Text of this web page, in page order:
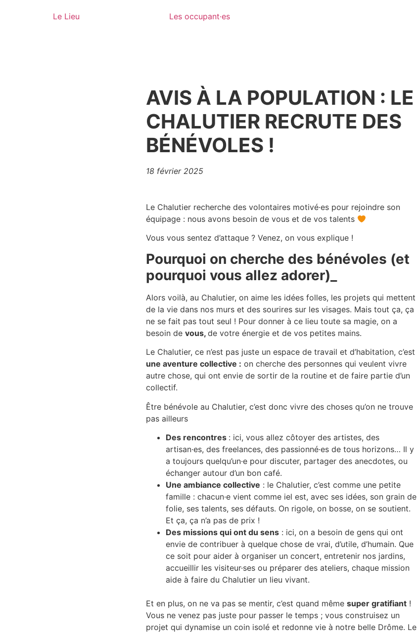
Le Lieu Les occupant·es
AVIS À LA POPULATION : LE
CHALUTIER RECRUTE DES
BÉNÉVOLES !
18 février 2025
Le Chalutier recherche des volontaires motivé·es pour rejoindre son
équipage : nous avons besoin de vous et de vos talents
Vous vous sentez d’attaque ? Venez, on vous explique !
Pourquoi on cherche des bénévoles (et
pourquoi vous allez adorer)_
Alors voilà, au Chalutier, on aime les idées folles, les projets qui mettent
de la vie dans nos murs et des sourires sur les visages. Mais tout ça, ça
ne se fait pas tout seul ! Pour donner à ce lieu toute sa magie, on a
besoin de vous, de votre énergie et de vos petites mains.
Le Chalutier, ce n’est pas juste un espace de travail et d’habitation, c’est
une aventure collective : on cherche des personnes qui veulent vivre
autre chose, qui ont envie de sortir de la routine et de faire partie d’un
collectif.
Être bénévole au Chalutier, c’est donc vivre des choses qu’on ne trouve
pas ailleurs
Des rencontres : ici, vous allez côtoyer des artistes, des
artisan·es, des freelances, des passionné·es de tous horizons… Il y
a toujours quelqu’un·e pour discuter, partager des anecdotes, ou
échanger autour d’un bon café.
Une ambiance collective : le Chalutier, c’est comme une petite
famille : chacun·e vient comme iel est, avec ses idées, son grain de
folie, ses talents, ses défauts. On rigole, on bosse, on se soutient.
Et ça, ça n’a pas de prix !
Des missions qui ont du sens : ici, on a besoin de gens qui ont
envie de contribuer à quelque chose de vrai, d’utile, d’humain. Que
ce soit pour aider à organiser un concert, entretenir nos jardins,
accueillir les visiteur·ses ou préparer des ateliers, chaque mission
aide à faire du Chalutier un lieu vivant.
Et en plus, on ne va pas se mentir, c’est quand même super gratifiant !
Vous ne venez pas juste pour passer le temps ; vous construisez un
projet qui dynamise un coin isolé et redonne vie à notre belle Drôme. Le